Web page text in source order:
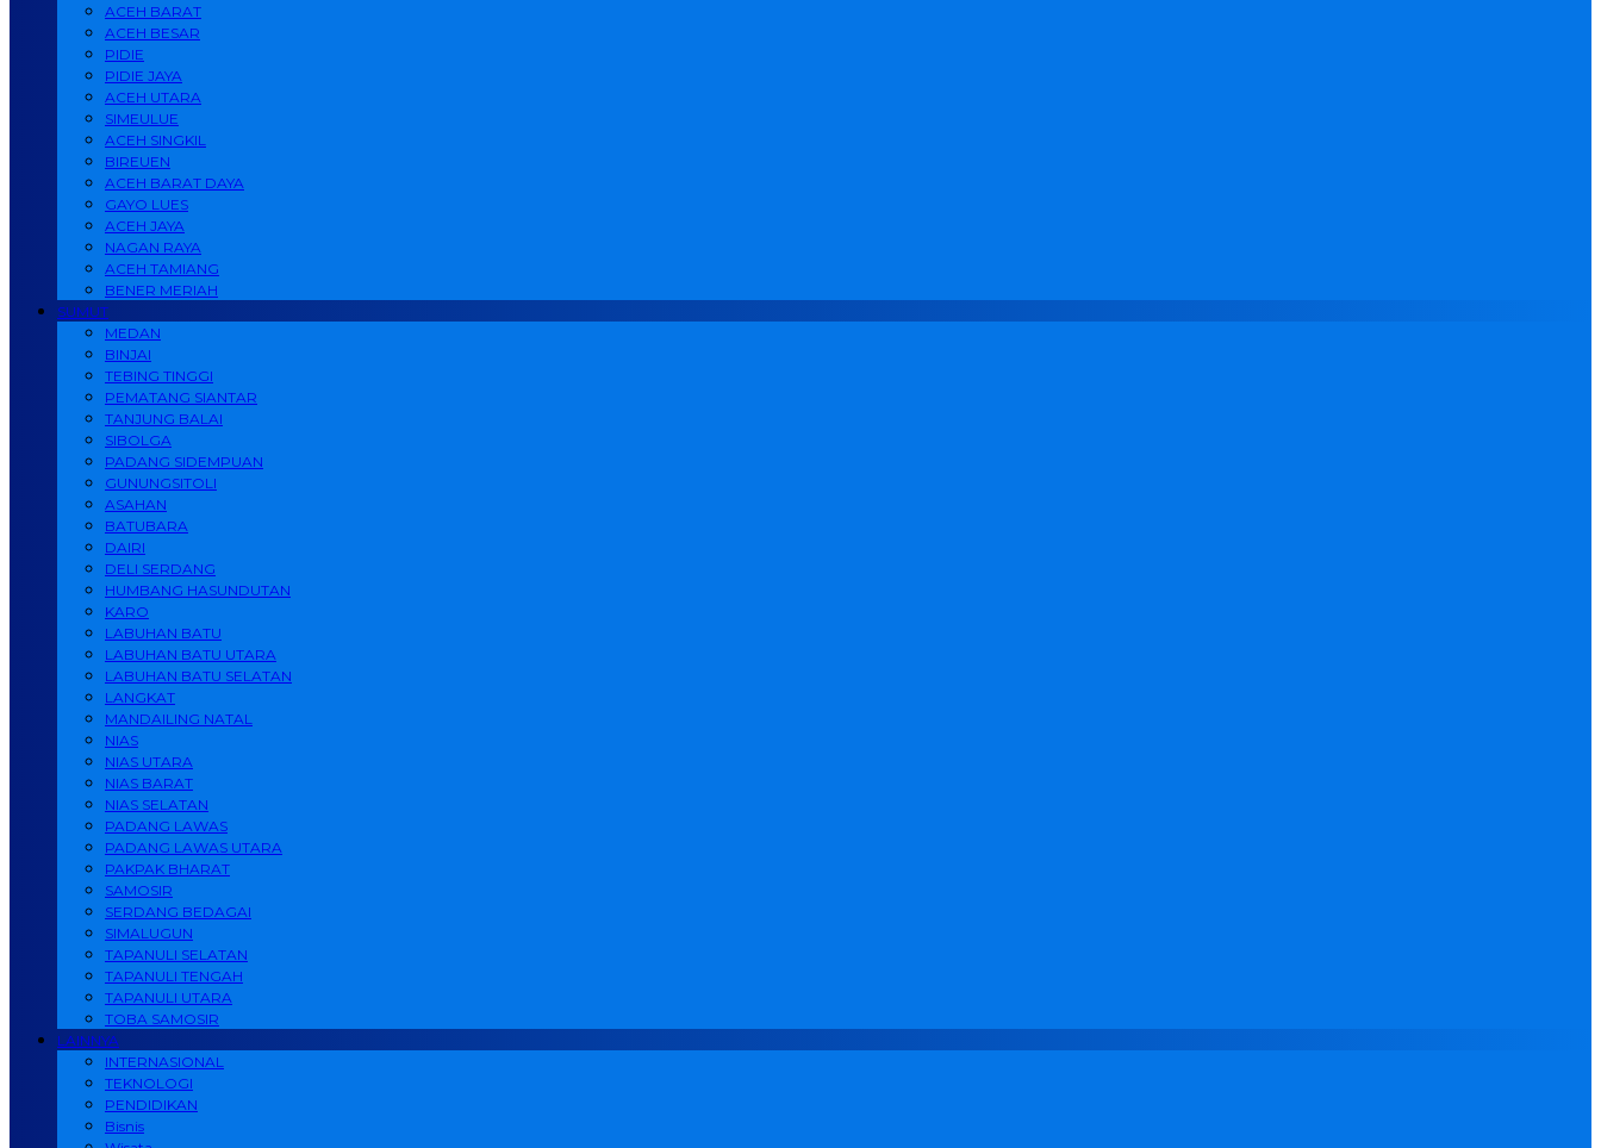
ACEH BARAT
ACEH BESAR
PIDIE
PIDIE JAYA
ACEH UTARA
SIMEULUE
ACEH SINGKIL
BIREUEN
ACEH BARAT DAYA
GAYO LUES
ACEH JAYA
NAGAN RAYA
ACEH TAMIANG
BENER MERIAH
SUMUT
MEDAN
BINJAI
TEBING TINGGI
PEMATANG SIANTAR
TANJUNG BALAI
SIBOLGA
PADANG SIDEMPUAN
GUNUNGSITOLI
ASAHAN
BATUBARA
DAIRI
DELI SERDANG
HUMBANG HASUNDUTAN
KARO
LABUHAN BATU
LABUHAN BATU UTARA
LABUHAN BATU SELATAN
LANGKAT
MANDAILING NATAL
NIAS
NIAS UTARA
NIAS BARAT
NIAS SELATAN
PADANG LAWAS
PADANG LAWAS UTARA
PAKPAK BHARAT
SAMOSIR
SERDANG BEDAGAI
SIMALUGUN
TAPANULI SELATAN
TAPANULI TENGAH
TAPANULI UTARA
TOBA SAMOSIR
LAINNYA
INTERNASIONAL
TEKNOLOGI
PENDIDIKAN
Bisnis